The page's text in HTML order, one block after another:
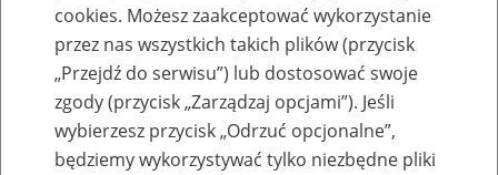
Baza zlikwidowanych lub
przekształconych zakładów pracy
Nazwa zakładu pracy:
cookies. Możesz zaakceptować wykorzystanie
przez nas wszystkich takich plików (przycisk
„Przejdź do serwisu”) lub dostosować swoje
zgody (przycisk „Zarządzaj opcjami”). Jeśli
wybierzesz przycisk „Odrzuć opcjonalne”,
będziemy wykorzystywać tylko niezbędne pliki